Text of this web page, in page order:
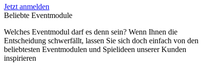
Jetzt anmelden
Beliebte Eventmodule
Welches Eventmodul darf es denn sein? Wenn Ihnen die
Entscheidung schwerfällt, lassen Sie sich doch einfach von den
beliebtesten Eventmodulen und Spielideen unserer Kunden
inspirieren